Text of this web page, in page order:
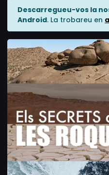
Descarregueu-vos la
Android. La trobareu en